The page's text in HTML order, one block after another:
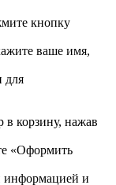
кнопку
ваше имя,
для
в корзину, нажав
«Оформить
информацией и